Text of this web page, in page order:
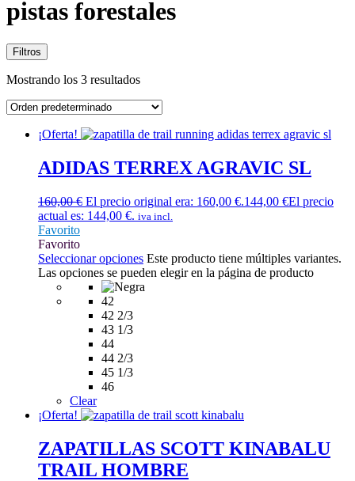
pistas forestales
Filtros
Mostrando los 3 resultados
¡Oferta!
ADIDAS TERREX AGRAVIC SL
160,00€ El precio original era: 160,00 €.144,00 €El precio
actual es: 144,00 €. iva incl.
Favorito
Favorito
Seleccionar opciones Este producto tiene múltiples variantes.
Las opciones se pueden elegir en la página de producto
42
42 2/3
43 1/3
44
44 2/3
45 1/3
46
Clear
¡Oferta!
ZAPATILLAS SCOTT KINABALU
TRAIL HOMBRE